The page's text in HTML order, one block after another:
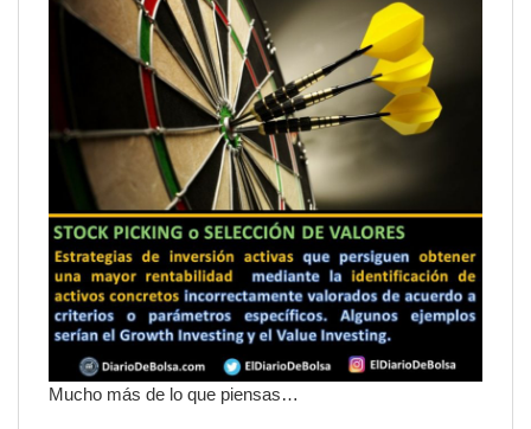
Mucho más de lo que piensas…